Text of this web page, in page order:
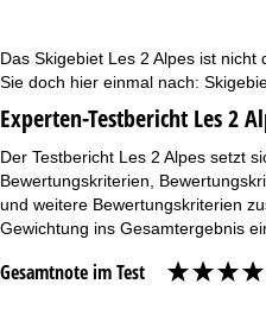
Das Skigebiet Les 2 Alpes ist
Sie doch hier einmal nach:
Experten-Testbericht Les 2
Der Testbericht Les 2 Alpes setzt
Bewertungskriterien,
und weitere Bewertungskriterien
Gewichtung ins Gesamtergebnis
Gesamtnote im Test